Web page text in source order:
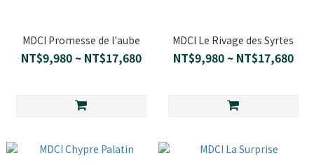
MDCI Promesse de l'aube
NT$9,980 ~ NT$17,680
MDCI Le Rivage des Syrtes
NT$9,980 ~ NT$17,680